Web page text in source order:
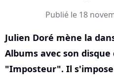
Publié le 18
Julien Doré mène la
Albums avec son disque
"Imposteur". Il